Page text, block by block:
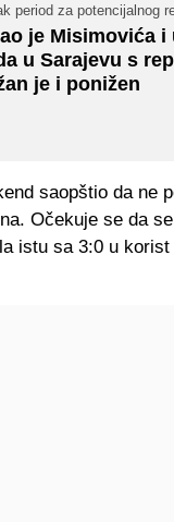
period za potencijalnog
je Misimovića i
u Sarajevu s
je i ponižen
saopštio da ne
Očekuje se da
istu sa 3:0 u